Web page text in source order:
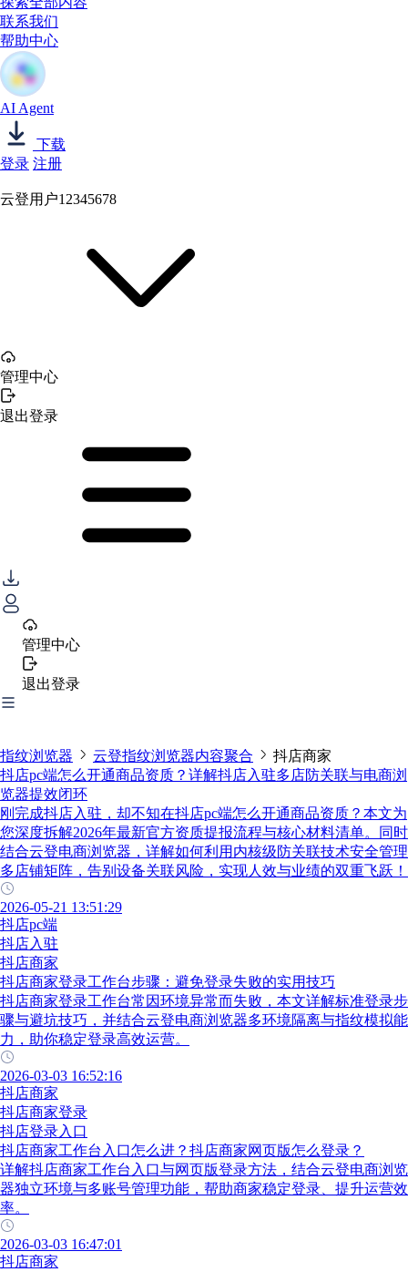
联系我们
帮助中心
AI Agent
下载
登录 注册
云登用户12345678
管理中心
退出登录
管理中心
退出登录
指纹浏览器 云登指纹浏览器内容聚合
抖店商家
抖店pc端怎么开通商品资质？详解抖店入驻多店防关联与电商浏
览器提效闭环
刚完成抖店入驻，却不知在抖店pc端怎么开通商品资质？本文为
您深度拆解2026年最新官方资质提报流程与核心材料清单。同时
结合云登电商浏览器，详解如何利用内核级防关联技术安全管理
多店铺矩阵，告别设备关联风险，实现人效与业绩的双重飞跃！
2026-05-21 13:51:29
抖店pc端
抖店入驻
抖店商家
抖店商家登录工作台步骤：避免登录失败的实用技巧
抖店商家登录工作台常因环境异常而失败，本文详解标准登录步
骤与避坑技巧，并结合云登电商浏览器多环境隔离与指纹模拟能
力，助你稳定登录高效运营。
2026-03-03 16:52:16
抖店商家
抖店商家登录
抖店登录入口
抖店商家工作台入口怎么进？抖店商家网页版怎么登录？
详解抖店商家工作台入口与网页版登录方法，结合云登电商浏览
器独立环境与多账号管理功能，帮助商家稳定登录、提升运营效
率。
2026-03-03 16:47:01
抖店商家